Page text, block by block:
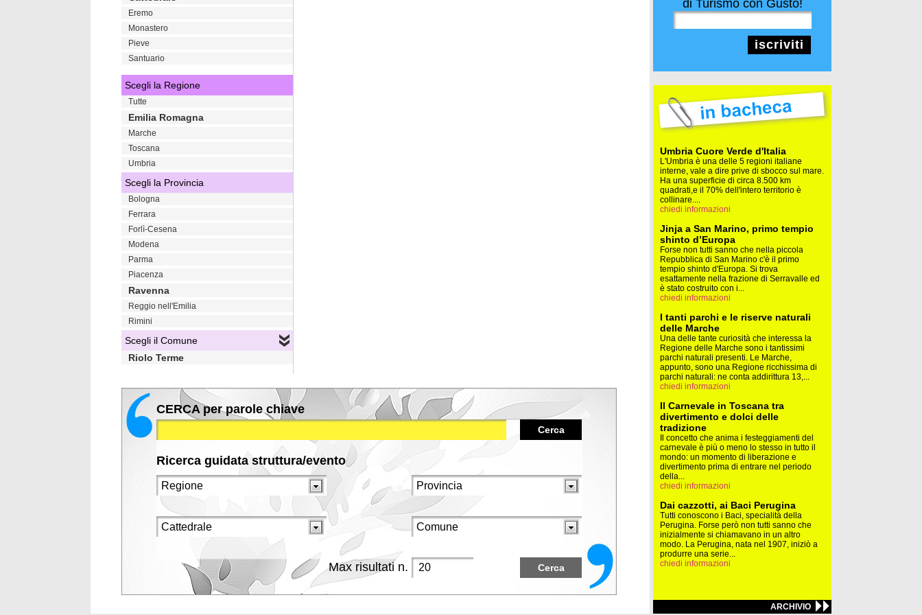
Eremo
Monastero
Pieve
Santuario
Scegli la Regione
Tutte
Emilia Romagna
Marche
Toscana
Umbria
Scegli la Provincia
Bologna
Ferrara
Forlì-Cesena
Modena
Parma
Piacenza
Ravenna
Reggio nell'Emilia
Rimini
Scegli il Comune
Riolo Terme
CERCA per parole chiave
Cerca
Ricerca guidata struttura/evento
Max risultati n. Cerca
di Turismo con Gusto!
iscriviti
Umbria Cuore Verde d'Italia
L'Umbria è una delle 5 regioni italiane
interne, vale a dire prive di sbocco sul mare.
Ha una superficie di circa 8.500 km
quadrati,e il 70% dell'intero territorio è
collinare....
chiedi informazioni
Jinja a San Marino, primo tempio
shinto d’Europa
Forse non tutti sanno che nella piccola
Repubblica di San Marino c'è il primo
tempio shinto d'Europa. Si trova
esattamente nella frazione di Serravalle ed
è stato costruito con i...
chiedi informazioni
I tanti parchi e le riserve naturali
delle Marche
Una delle tante curiosità che interessa la
Regione delle Marche sono i tantissimi
parchi naturali presenti. Le Marche,
appunto, sono una Regione ricchissima di
parchi naturali: ne conta addirittura 13,...
chiedi informazioni
Il Carnevale in Toscana tra
divertimento e dolci delle
tradizione
Il concetto che anima i festeggiamenti del
carnevale è più o meno lo stesso in tutto il
mondo: un momento di liberazione e
divertimento prima di entrare nel periodo
della...
chiedi informazioni
Dai cazzotti, ai Baci Perugina
Tutti conoscono i Baci, specialità della
Perugina. Forse però non tutti sanno che
inizialmente si chiamavano in un altro
modo. La Perugina, nata nel 1907, iniziò a
produrre una serie...
chiedi informazioni
ARCHIVIO